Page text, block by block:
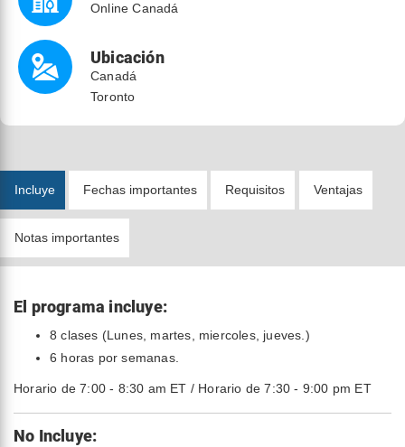
Online Canadá
Ubicación
Canadá
Toronto
Incluye Fechas importantes Requisitos Ventajas
Notas importantes
El programa incluye:
8 clases (Lunes, martes, miercoles, jueves.)
6 horas por semanas.
Horario de 7:00 - 8:30 am ET / Horario de 7:30 - 9:00 pm ET
No Incluye: